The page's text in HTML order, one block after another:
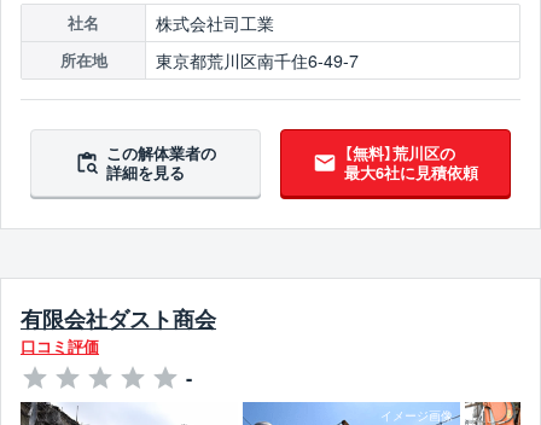
社名 株式会社司工業
所在地 東京都荒川区南千住6-49-7
この解体業者の
詳細を見る
【無料】荒川区の
最大6社に見積依頼
有限会社ダスト商会
口コミ評価
-